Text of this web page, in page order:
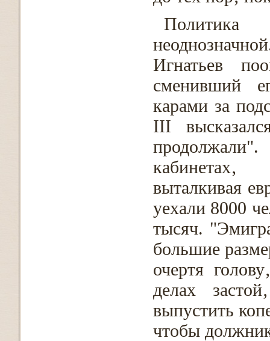
Игнатьев
сменивший
карами за
III
кабинетах‚
выталкивая
уехали 8000
тысяч.
большие
очертя
делах
выпустить
чтобы